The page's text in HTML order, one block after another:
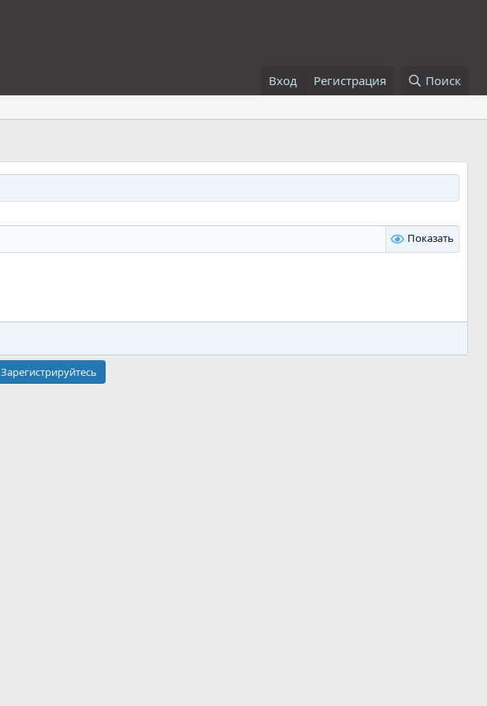
Вход Регистрация Поиск
Показать
Зарегистрируйтесь